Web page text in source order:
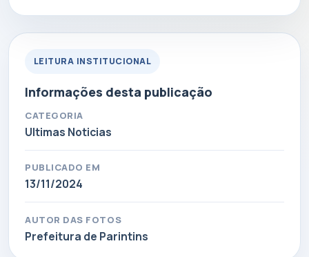
LEITURA INSTITUCIONAL
Informações desta publicação
CATEGORIA
Ultimas Noticias
PUBLICADO EM
13/11/2024
AUTOR DAS FOTOS
Prefeitura de Parintins